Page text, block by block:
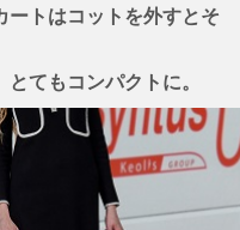
トはコットを外すとそ
てもコンパクトに。